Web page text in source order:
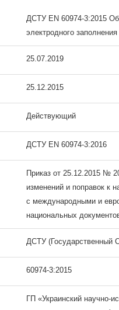
ДСТУ EN 60974-3:2015
электродного
25.07.2019
25.12.2015
Действующий
ДСТУ EN 60974-3:2016
Приказ от 25.12.2015 №
изменений и поправок к
с международными и
национальных
ДСТУ (Государственный
60974-3:2015
ГП «Украинский научно-